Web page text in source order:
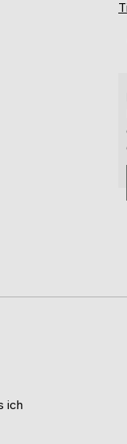
ich